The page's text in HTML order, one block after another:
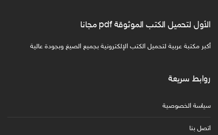
الأول لتحميل الكتب الموثوقة pdf مجانا
أكبر مكتبة عربية لتحميل الكتب الإلكترونية بجميع الصيغ وبجودة عالية
روابط سريعة
سياسة الخصوصية
اتصل بنا